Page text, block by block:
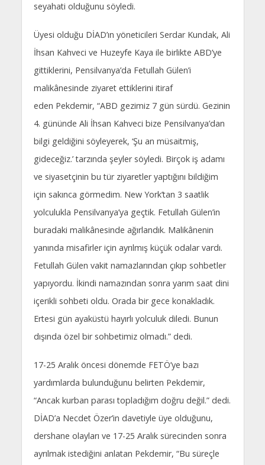
seyahati olduğunu söyledi.
Üyesi olduğu DİAD’ın yöneticileri Serdar Kundak, Ali
İhsan Kahveci ve Huzeyfe Kaya ile birlikte ABD’ye
gittiklerini, Pensilvanya’da Fetullah Gülen’i
malikânesinde ziyaret ettiklerini itiraf
eden Pekdemir, “ABD gezimiz 7 gün sürdü. Gezinin
4. gününde Ali İhsan Kahveci bize Pensilvanya’dan
bilgi geldiğini söyleyerek, ‘Şu an müsaitmiş,
gideceğiz.’ tarzında şeyler söyledi. Birçok iş adamı
ve siyasetçinin bu tür ziyaretler yaptığını bildiğim
için sakınca görmedim. New York’tan 3 saatlik
yolculukla Pensilvanya’ya geçtik. Fetullah Gülen’in
buradaki malikânesinde ağırlandık. Malikânenin
yanında misafirler için ayrılmış küçük odalar vardı.
Fetullah Gülen vakit namazlarından çıkıp sohbetler
yapıyordu. İkindi namazından sonra yarım saat dini
içerikli sohbeti oldu. Orada bir gece konakladık.
Ertesi gün ayaküstü hayırlı yolculuk diledi. Bunun
dışında özel bir sohbetimiz olmadı.” dedi.
17-­25 Aralık öncesi dönemde FETÖ’ye bazı
yardımlarda bulunduğunu belirten Pekdemir,
“Ancak kurban parası topladığım doğru değil.” dedi.
DİAD’a Necdet Özer’in davetiyle üye olduğunu,
dershane olayları ve 17­-25 Aralık sürecinden sonra
ayrılmak istediğini anlatan Pekdemir, “Bu süreçle